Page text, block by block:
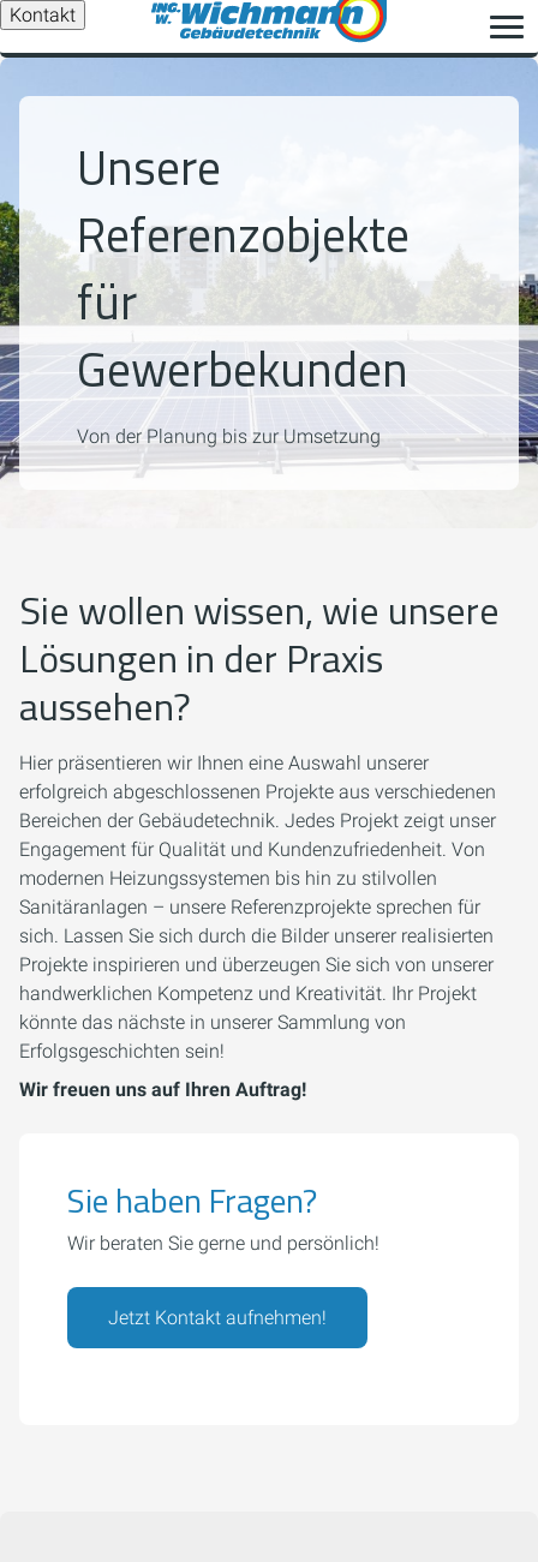
Kontakt
Unsere
Referenzobjekte
für
Gewerbekunden
Von der Planung bis zur Umsetzung
Sie wollen wissen, wie unsere
Lösungen in der Praxis
aussehen?
Hier präsentieren wir Ihnen eine Auswahl unserer
erfolgreich abgeschlossenen Projekte aus verschiedenen
Bereichen der Gebäudetechnik. Jedes Projekt zeigt unser
Engagement für Qualität und Kundenzufriedenheit. Von
modernen Heizungssystemen bis hin zu stilvollen
Sanitäranlagen – unsere Referenzprojekte sprechen für
sich. Lassen Sie sich durch die Bilder unserer realisierten
Projekte inspirieren und überzeugen Sie sich von unserer
handwerklichen Kompetenz und Kreativität. Ihr Projekt
könnte das nächste in unserer Sammlung von
Erfolgsgeschichten sein!
Wir freuen uns auf Ihren Auftrag!
Sie haben Fragen?
Wir beraten Sie gerne und persönlich!
Jetzt Kontakt aufnehmen!